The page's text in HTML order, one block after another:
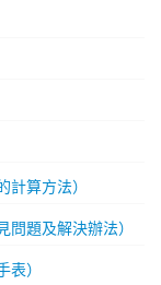
算方法）
題及解決辦法）
）